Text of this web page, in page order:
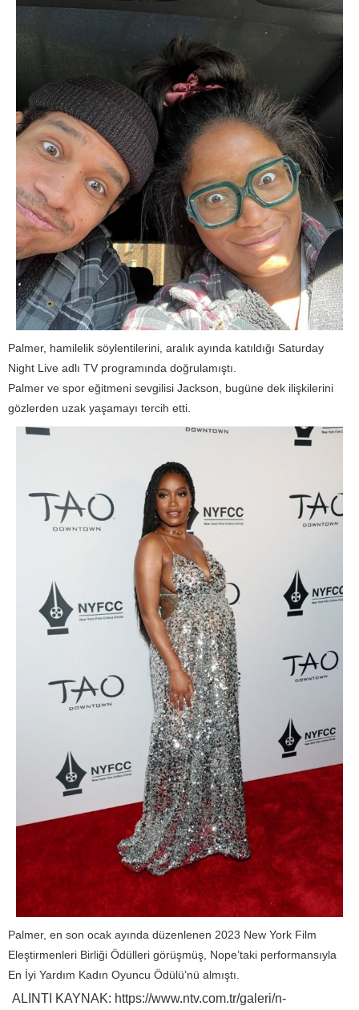
Palmer, hamilelik söylentilerini, aralık ayında katıldığı Saturday
Night Live adlı TV programında doğrulamıştı.
Palmer ve spor eğitmeni sevgilisi Jackson, bugüne dek ilişkilerini
gözlerden uzak yaşamayı tercih etti.
Palmer, en son ocak ayında düzenlenen 2023 New York Film
Eleştirmenleri Birliği Ödülleri görüşmüş, Nope’taki performansıyla
En İyi Yardım Kadın Oyuncu Ödülü’nü almıştı.
ALINTI KAYNAK: https://www.ntv.com.tr/galeri/n-